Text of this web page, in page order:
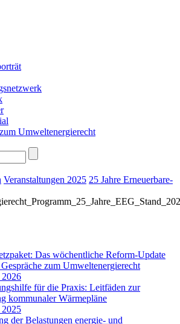
Umweltenergierecht
Veranstaltungen 2025 25 Jahre Erneuerbare-
Das wöchentliche Reform-Update
zum Umweltenergierecht
2026
für die Praxis: Leitfäden zur
kommunaler Wärmepläne
2025
der Belastungen energie- und